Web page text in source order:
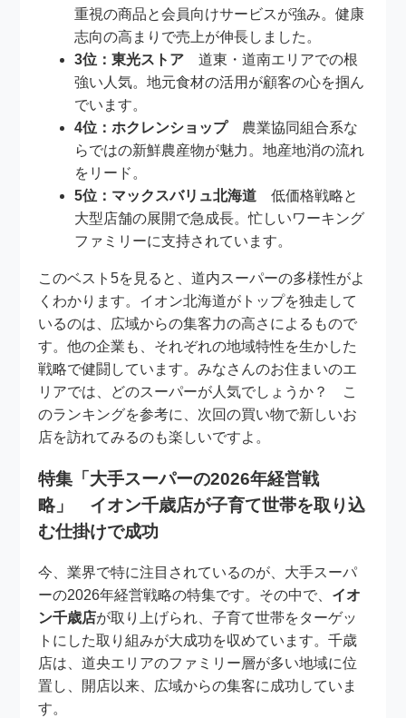
重視の商品と会員向けサービスが強み。健康
志向の高まりで売上が伸長しました。
3位：東光ストア 道東・道南エリアでの根
強い人気。地元食材の活用が顧客の心を掴ん
でいます。
4位：ホクレンショップ農業協同組合系な
らではの新鮮農産物が魅力。地産地消の流れ
をリード。
5位：マックスバリュ北海道 低価格戦略と
大型店舗の展開で急成長。忙しいワーキング
ファミリーに支持されています。
このベスト5を見ると、道内スーパーの多様性がよ
くわかります。イオン北海道がトップを独走して
いるのは、広域からの集客力の高さによるもので
す。他の企業も、それぞれの地域特性を生かした
戦略で健闘しています。みなさんのお住まいのエ
リアでは、どのスーパーが人気でしょうか？ こ
のランキングを参考に、次回の買い物で新しいお
店を訪れてみるのも楽しいですよ。
特集「大手スーパーの2026年経営戦
略」 イオン千歳店が子育て世帯を取り込
む仕掛けで成功
今、業界で特に注目されているのが、大手スーパ
ーの2026年経営戦略の特集です。その中で、 イオ
ン千歳店が取り上げられ、子育て世帯をターゲッ
トにした取り組みが大成功を収めています。千歳
店は、道央エリアのファミリー層が多い地域に位
置し、開店以来、広域からの集客に成功していま
す。